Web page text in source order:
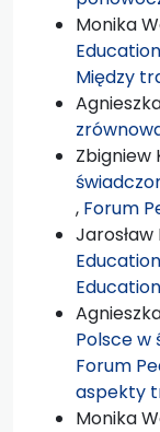
Monika
Między
Zbigniew
, Forum
Jarosław
Polsce
Forum
aspekty
Monika